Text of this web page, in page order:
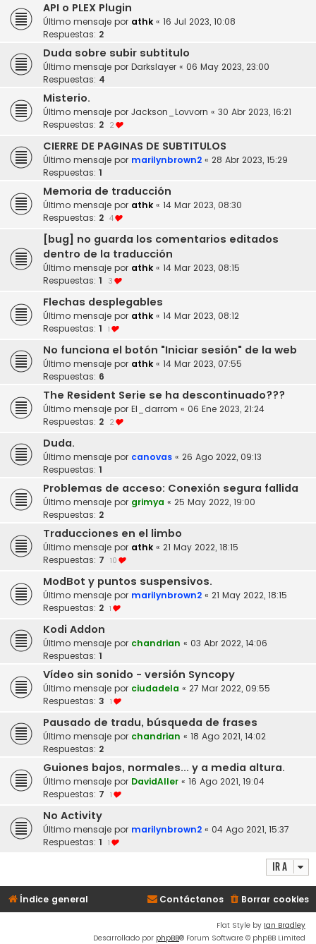
API o PLEX Plugin
Último mensaje por athk « 16 Jul 2023, 10:08
Respuestas: 2
Duda sobre subir subtitulo
Último mensaje por Darkslayer « 06 May 2023, 23:00
Respuestas: 4
Misterio.
Último mensaje por Jackson_Lovvorn « 30 Abr 2023, 16:21
Respuestas: 2 2
CIERRE DE PAGINAS DE SUBTITULOS
Último mensaje por marilynbrown2 « 28 Abr 2023, 15:29
Respuestas: 1
Memoria de traducción
Último mensaje por athk « 14 Mar 2023, 08:30
Respuestas: 2 4
[bug] no guarda los comentarios editados
dentro de la traducción
Último mensaje por athk « 14 Mar 2023, 08:15
Respuestas: 1 3
Flechas desplegables
Último mensaje por athk « 14 Mar 2023, 08:12
Respuestas: 1 1
No funciona el botón "Iniciar sesión" de la web
Último mensaje por athk « 14 Mar 2023, 07:55
Respuestas: 6
The Resident Serie se ha descontinuado???
Último mensaje por El_darrom « 06 Ene 2023, 21:24
Respuestas: 2 2
Duda.
Último mensaje por canovas « 26 Ago 2022, 09:13
Respuestas: 1
Problemas de acceso: Conexión segura fallida
Último mensaje por grimya « 25 May 2022, 19:00
Respuestas: 2
Traducciones en el limbo
Último mensaje por athk « 21 May 2022, 18:15
Respuestas: 7 10
ModBot y puntos suspensivos.
Último mensaje por marilynbrown2 « 21 May 2022, 18:15
Respuestas: 2 1
Kodi Addon
Último mensaje por chandrian « 03 Abr 2022, 14:06
Respuestas: 1
Vídeo sin sonido - versión Syncopy
Último mensaje por ciudadela « 27 Mar 2022, 09:55
Respuestas: 3 1
Pausado de tradu, búsqueda de frases
Último mensaje por chandrian « 18 Ago 2021, 14:02
Respuestas: 2
Guiones bajos, normales... y a media altura.
Último mensaje por DavidAller « 16 Ago 2021, 19:04
Respuestas: 7 1
No Activity
Último mensaje por marilynbrown2 « 04 Ago 2021, 15:37
Respuestas: 1 1
Ir a
Índice general Borrar cookies
Contáctanos
Flat Style by Ian Bradley
Desarrollado por phpBB® Forum Software © phpBB Limited